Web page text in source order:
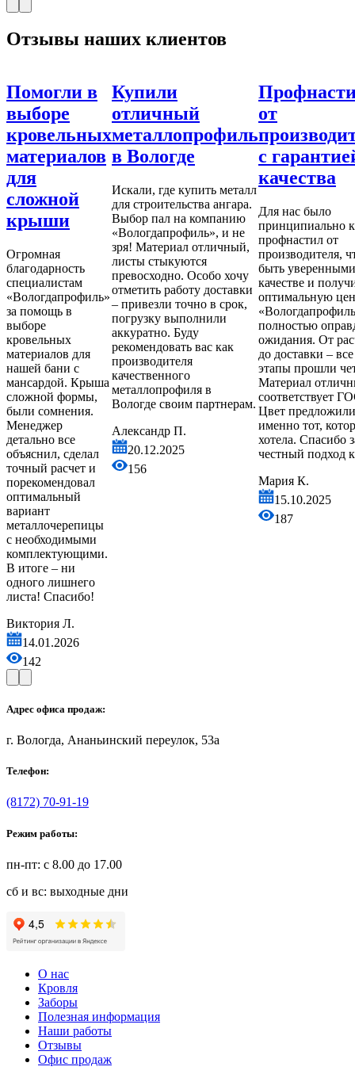
Отзывы наших клиентов
Помогли в
выборе
кровельных
материалов
для
сложной
крыши
Огромная
благодарность
специалистам
«Вологдапрофиль»
за помощь в
выборе
кровельных
материалов для
нашей бани с
мансардой. Крыша
сложной формы,
были сомнения.
Менеджер
детально все
объяснил, сделал
точный расчет и
порекомендовал
оптимальный
вариант
металлочерепицы
с необходимыми
комплектующими.
В итоге – ни
одного лишнего
листа! Спасибо!
Виктория Л.
14.01.2026
142
Купили
отличный
металлопрофиль
в Вологде
Искали, где купить металл
для строительства ангара.
Выбор пал на компанию
«Вологдапрофиль», и не
зря! Материал отличный,
листы стыкуются
превосходно. Особо хочу
отметить работу доставки
– привезли точно в срок,
погрузку выполнили
аккуратно. Буду
рекомендовать вас как
производителя
качественного
металлопрофиля в
Вологде своим партнерам.
Александр П.
20.12.2025
156
от
с
качества
Для нас было
принципиально
профнастил от
производителя,
быть
качестве и
оптимальную
полностью
ожидания. От
до доставки – все
этапы прошли
Материал
соответствует
Цвет предложили
именно тот,
хотела. Спасибо
честный подход
Мария К.
15.10.2025
187
Адрес офиса продаж:
г. Вологда, Ананьинский переулок, 53a
Телефон:
(8172) 70-91-19
Режим работы:
пн-пт: с 8.00 до 17.00
сб и вс: выходные дни
О нас
Кровля
Заборы
Полезная информация
Наши работы
Отзывы
Офис продаж